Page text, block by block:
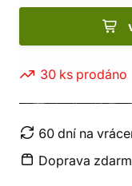
30 ks prodáno
60 dní na
Doprava